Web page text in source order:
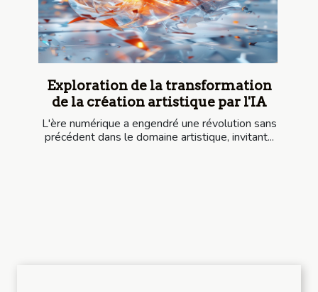
Exploration de la transformation
de la création artistique par l'IA
L'ère numérique a engendré une révolution sans
précédent dans le domaine artistique, invitant...